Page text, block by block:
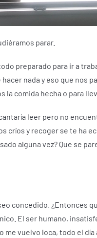
parar.
preparado para ir a
nada y eso que nos
la comida hecha o para
leer pero no
críos y recoger se te ha
alguna vez? Que se
concedido. ¿Entonces
El ser humano,
me vuelvo loca, todo el